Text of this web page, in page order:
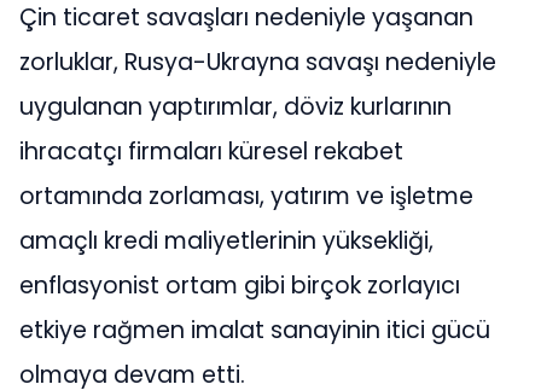
Çin ticaret savaşları nedeniyle yaşanan
zorluklar, Rusya-Ukrayna savaşı nedeniyle
uygulanan yaptırımlar, döviz kurlarının
ihracatçı firmaları küresel rekabet
ortamında zorlaması, yatırım ve işletme
amaçlı kredi maliyetlerinin yüksekliği,
enflasyonist ortam gibi birçok zorlayıcı
etkiye rağmen imalat sanayinin itici gücü
olmaya devam etti.